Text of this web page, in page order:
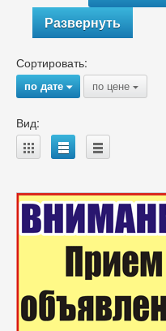
Развернуть
Сортировать:
по дате{ по цене {
Вид:
A B C